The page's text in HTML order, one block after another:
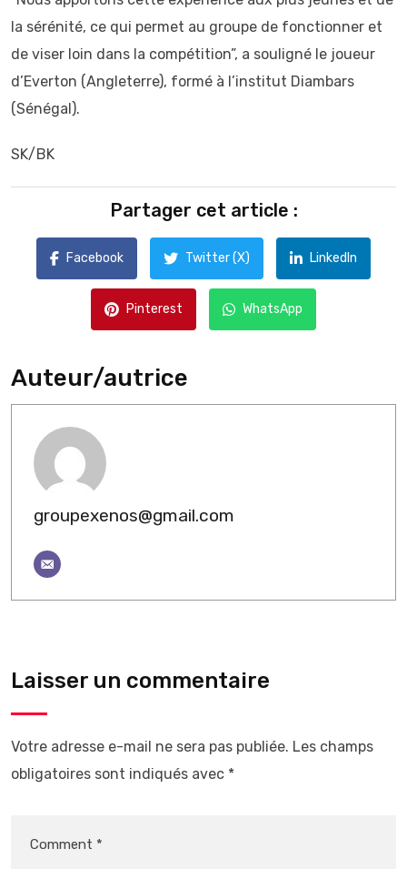
la sérénité, ce qui permet au groupe de fonctionner et
de viser loin dans la compétition”, a souligné le joueur
d’Everton (Angleterre), formé à l’institut Diambars
(Sénégal).
SK/BK
Partager cet article :
Facebook Twitter (X) LinkedIn
Pinterest WhatsApp
Auteur/autrice
groupexenos@gmail.com
Laisser un commentaire
Votre adresse e-mail ne sera pas publiée. Les champs
obligatoires sont indiqués avec *